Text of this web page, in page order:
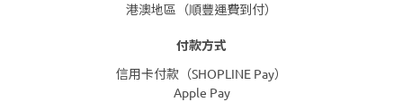
港澳地區（順豐運費到付）
付款方式
信用卡付款（SHOPLINE Pay）
Apple Pay